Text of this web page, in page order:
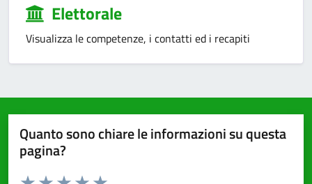
Elettorale
Visualizza le competenze, i contatti ed i recapiti
Quanto sono chiare le informazioni su questa
pagina?
Valuta da 1 a 5 stelle la pagina